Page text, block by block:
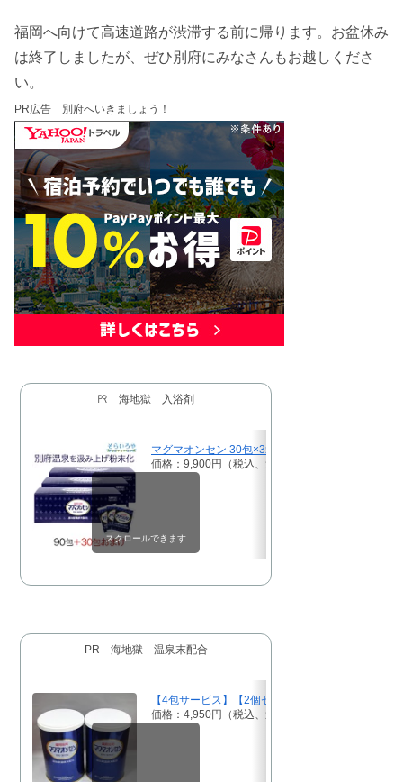
福岡へ向けて高速道路が渋滞する前に帰ります。お盆休み
は終了しましたが、ぜひ別府にみなさんもお越しくださ
い。
PR広告 別府へいきましょう！
㏚ 海地獄 入浴剤
マグマオンセン 30包×3箱 ＋おまけ30包 別府 海地
価格：9,900円（税込、送料無料)
スクロールできます
PR 海地獄 温泉末配合
【4包サービス】【2個セット】マグマオンセン(
価格：4,950円（税込、送料別)